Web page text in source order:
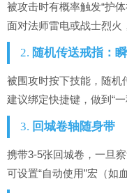
被攻击时有概率触发“护
面对法师雷电或战士烈火
2. 随机传送戒指：
被围攻时按下技能，随机
建议绑定快捷键，做到“一
3. 回城卷轴随身带
携带3-5张回城卷，一旦
可设置“自动使用”宏（如